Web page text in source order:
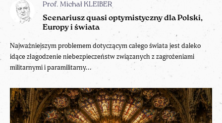
Prof. Michał KLEIBER
Scenariusz quasi optymistyczny dla Polski,
Europy i świata
Najważniejszym problemem dotyczącym całego świata jest daleko
idące złagodzenie niebezpieczeństw związanych z zagrożeniami
militarnymi i paramilitarny...